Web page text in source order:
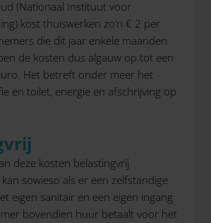
(Nationaal Instituut voor
kost thuiswerken zo’n € 2 per
die dit jaar enkele maanden
de kosten dus algauw op tot een
Het betreft onder meer het
en toilet, energie en afschrijving op
deze kosten belastingvrij
sowieso als er een zelfstandige
eigen sanitair en een eigen ingang
bovendien huur betaalt voor het